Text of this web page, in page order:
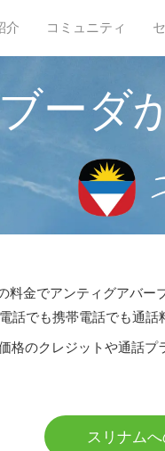
介 コミュニティ
ーダ
料金でアンティグアバー
話でも携帯電話でも通話
格のクレジットや通話プ
スリナム